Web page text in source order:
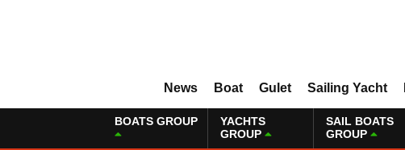
News Boat Gulet Sailing Yacht
BOATS GROUP
YACHTS
GROUP
SAIL BOATS
GROUP